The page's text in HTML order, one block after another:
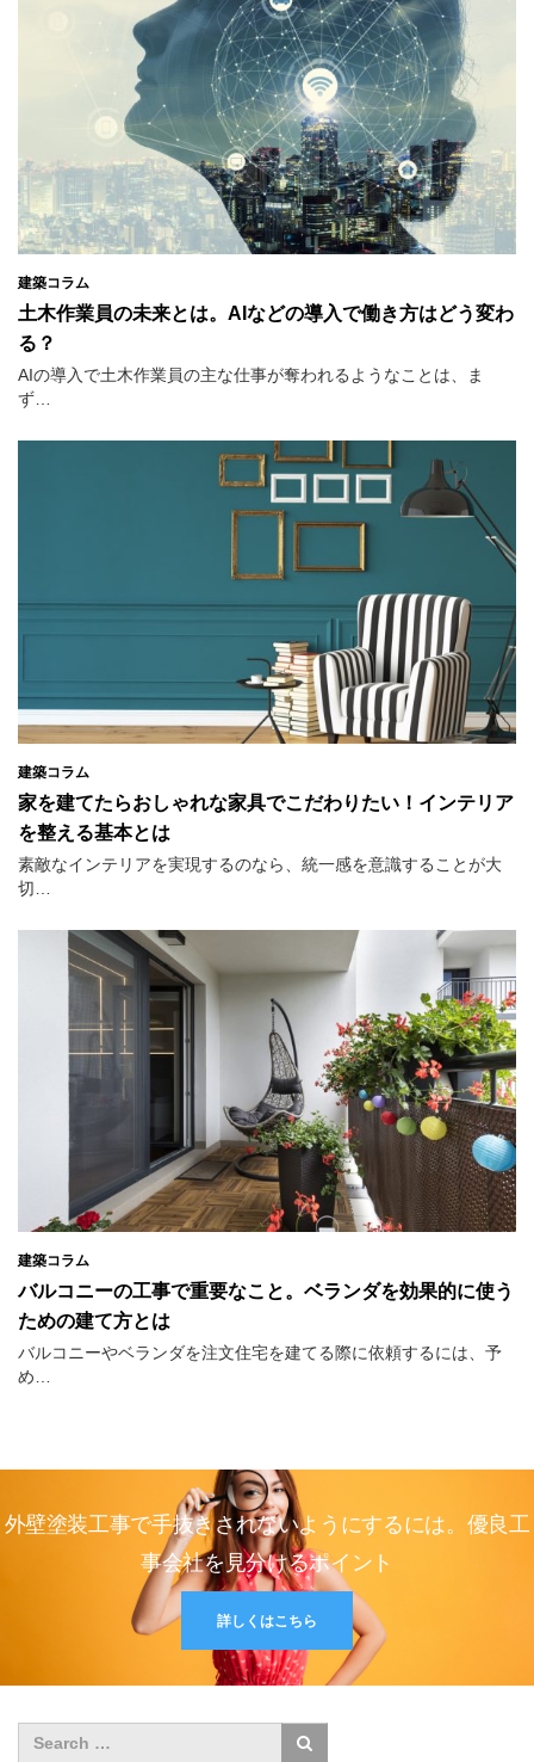
建築コラム
土木作業員の未来とは。AIなどの導入で働き方はどう変わ
る？
AIの導入で土木作業員の主な仕事が奪われるようなことは、ま
ず…
建築コラム
家を建てたらおしゃれな家具でこだわりたい！インテリア
を整える基本とは
素敵なインテリアを実現するのなら、統一感を意識することが大
切…
建築コラム
バルコニーの工事で重要なこと。ベランダを効果的に使う
ための建て方とは
バルコニーやベランダを注文住宅を建てる際に依頼するには、予
め…
外壁塗装工事で手抜きされないようにするには。優良工
事会社を見分けるポイント
詳しくはこちら